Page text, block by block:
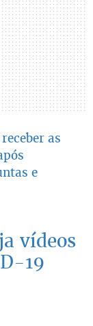
as
e
vídeos
19